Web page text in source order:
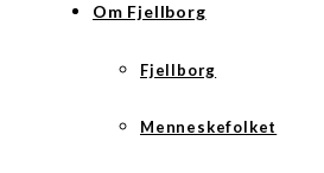
Om Fjellborg
Fjellborg
Menneskefolket